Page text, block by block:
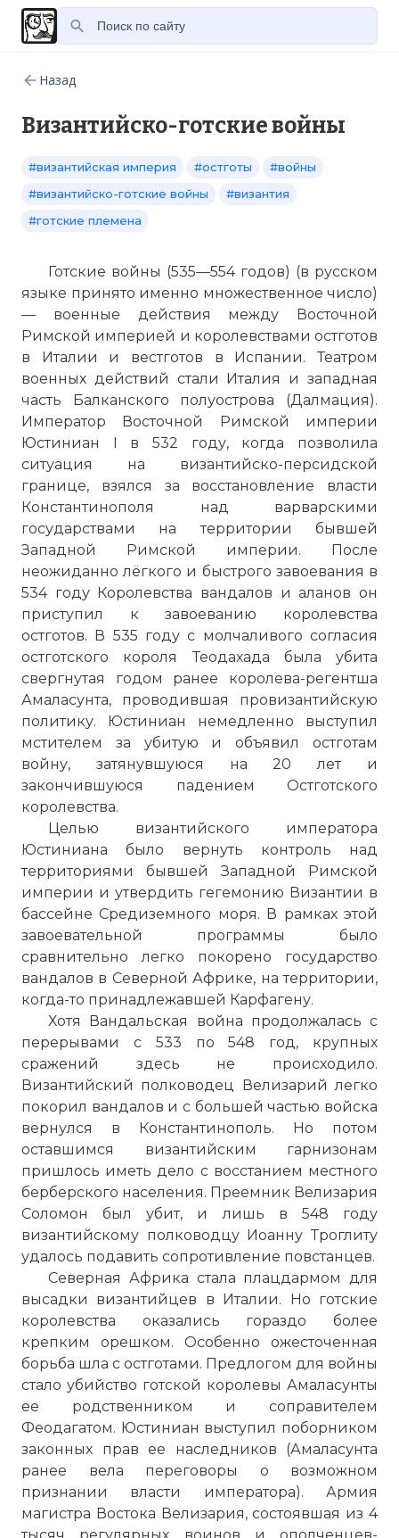
Назад
Византийско-готские войны
#византийская империя #остготы
#войны
#византийско-готские войны
#византия
#готские племена
Готские войны (535—554 годов) (в русском
языке принято именно множественное число)
— военные действия между Восточной
Римской империей и королевствами остготов
в Италии и вестготов в Испании. Театром
военных действий стали Италия и западная
часть Балканского полуострова (Далмация).
Император Восточной Римской империи
Юстиниан I в 532 году, когда позволила
ситуация на византийско-персидской
границе, взялся за восстановление власти
Константинополя над варварскими
государствами на территории бывшей
Западной Римской империи. После
неожиданно лёгкого и быстрого завоевания в
534 году Королевства вандалов и аланов он
приступил к завоеванию королевства
остготов. В 535 году с молчаливого согласия
остготского короля Теодахада была убита
свергнутая годом ранее королева-регентша
Амаласунта, проводившая провизантийскую
политику. Юстиниан немедленно выступил
мстителем за убитую и объявил остготам
войну, затянувшуюся на 20 лет и
закончившуюся падением Остготского
королевства.
Целью византийского императора
Юстиниана было вернуть контроль над
территориями бывшей Западной Римской
империи и утвердить гегемонию Византии в
бассейне Средиземного моря. В рамках этой
завоевательной программы было
сравнительно легко покорено государство
вандалов в Северной Африке, на территории,
когда-то принадлежавшей Карфагену.
Хотя Вандальская война продолжалась с
перерывами с 533 по 548 год, крупных
сражений здесь не происходило.
Византийский полководец Велизарий легко
покорил вандалов и с большей частью войска
вернулся в Константинополь. Но потом
оставшимся византийским гарнизонам
пришлось иметь дело с восстанием местного
берберского населения. Преемник Велизария
Соломон был убит, и лишь в 548 году
византийскому полководцу Иоанну Троглиту
удалось подавить сопротивление повстанцев.
Северная Африка стала плацдармом для
высадки византийцев в Италии. Но готские
королевства оказались гораздо более
крепким орешком. Особенно ожесточенная
борьба шла с остготами. Предлогом для войны
стало убийство готской королевы Амаласунты
ее родственником и соправителем
Феодагатом. Юстиниан выступил поборником
законных прав ее наследников (Амаласунта
ранее вела переговоры о возможном
признании власти императора). Армия
магистра Востока Велизария, состоявшая из 4